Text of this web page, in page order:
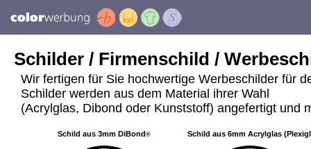
Schilder / Firmenschild /
Wir fertigen für Sie hochwertige Werbeschilder für
Schilder werden aus dem Material ihrer Wahl
(Acrylglas, Dibond oder Kunststoff) angefertigt und
Schild aus 3mm DiBond® Schild aus 6mm Acrylglas